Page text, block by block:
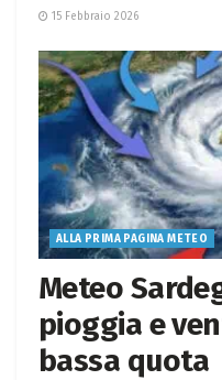
15 Febbraio 2026
ALLA PRIMA PAGINA METEO
Meteo
pioggia e
bassa quota